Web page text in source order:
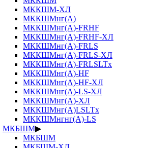
МККШМ-ХЛ
МККШМнг(А)
МККШМнг(А)-FRHF
МККШМнг(А)-FRHF-ХЛ
МККШМнг(А)-FRLS
МККШМнг(А)-FRLS-ХЛ
МККШМнг(А)-FRLSLTx
МККШМнг(А)-HF
МККШМнг(А)-HF-ХЛ
МККШМнг(А)-LS-ХЛ
МККШМнг(А)-ХЛ
МККШМнг(А)LSLTx
МККШМнгнг(А)-LS
МКБШМ▶
МКБШМ